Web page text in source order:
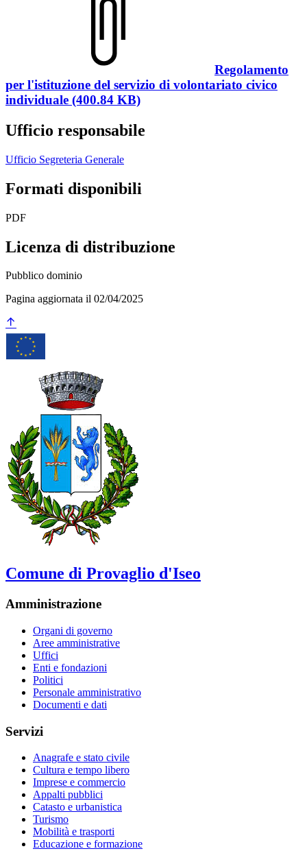
Regolamento
per l'istituzione del servizio di volontariato civico
individuale (400.84 KB)
Ufficio responsabile
Ufficio Segreteria Generale
Formati disponibili
PDF
Licenza di distribuzione
Pubblico dominio
Pagina aggiornata il 02/04/2025
Comune di Provaglio d'Iseo
Amministrazione
Organi di governo
Aree amministrative
Uffici
Enti e fondazioni
Politici
Personale amministrativo
Documenti e dati
Servizi
Anagrafe e stato civile
Cultura e tempo libero
Imprese e commercio
Appalti pubblici
Catasto e urbanistica
Turismo
Mobilità e trasporti
Educazione e formazione